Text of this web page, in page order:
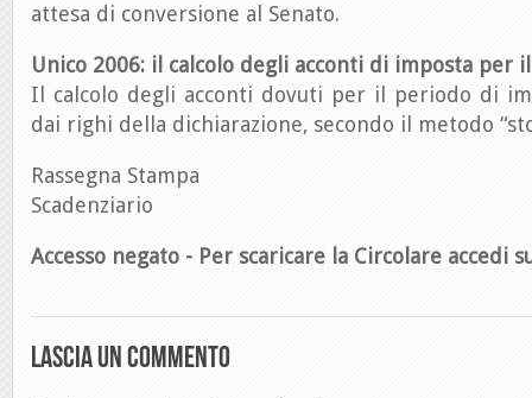
attesa di conversione al Senato.
Unico 2006: il calcolo degli acconti di imposta per
Il calcolo degli acconti dovuti per il periodo di
dai righi della dichiarazione, secondo il metodo
Rassegna Stampa
Scadenziario
Accesso negato - Per scaricare la Circolare accedi
Lascia un commento